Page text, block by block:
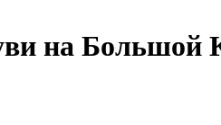
на Большой